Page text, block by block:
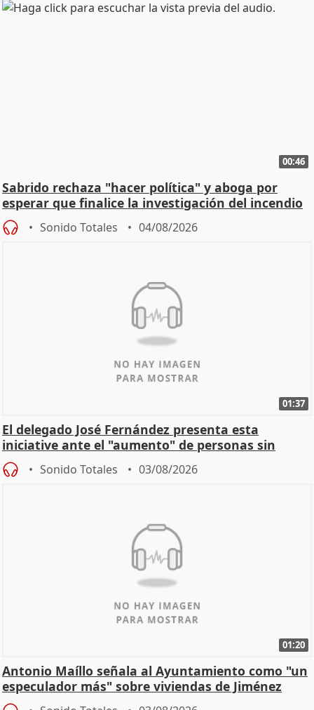
00:46
Sabrido rechaza "hacer política" y aboga por
esperar que finalice la investigación del incendio
Sonido Totales 04/08/2026
01:37
El delegado José Fernández presenta esta
iniciative ante el "aumento" de personas sin
hogar en Madri
Sonido Totales 03/08/2026
01:20
Antonio Maíllo señala al Ayuntamiento como "un
especulador más" sobre viviendas de Jiménez
Becerril